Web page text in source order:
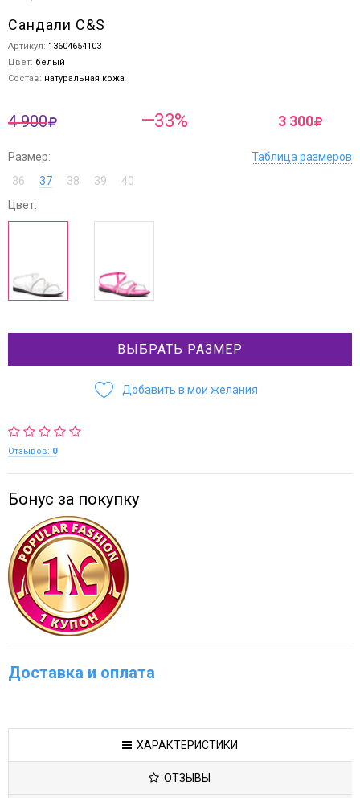
Сандали C&S
Артикул: 13604654103
Цвет: белый
Состав: натуральная кожа
4 900 —33% 3 300
Размер:
Таблица размеров
36
37 38 39
40
Цвет:
ВЫБРАТЬ РАЗМЕР
Добавить в мои желания
Отзывов: 0
Бонус за покупку
Доставка и оплата
ХАРАКТЕРИСТИКИ
ОТЗЫВЫ